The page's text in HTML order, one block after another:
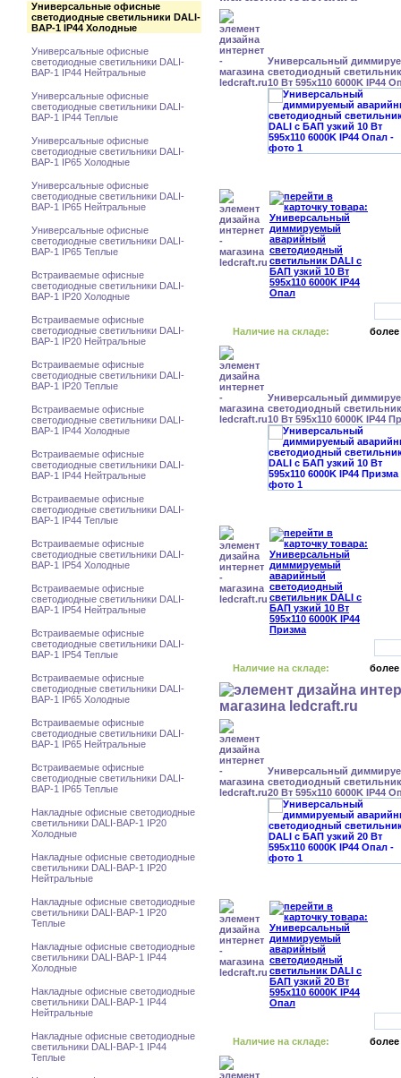
Универсальные офисные
светодиодные светильники DALI-
BAP-1 IP44 Холодные
Универсальные офисные
светодиодные светильники DALI-
BAP-1 IP44 Нейтральные
Универсальные офисные
светодиодные светильники DALI-
BAP-1 IP44 Теплые
Универсальные офисные
светодиодные светильники DALI-
BAP-1 IP65 Холодные
Универсальные офисные
светодиодные светильники DALI-
BAP-1 IP65 Нейтральные
Универсальные офисные
светодиодные светильники DALI-
BAP-1 IP65 Теплые
Встраиваемые офисные
светодиодные светильники DALI-
BAP-1 IP20 Холодные
Встраиваемые офисные
светодиодные светильники DALI-
BAP-1 IP20 Нейтральные
Встраиваемые офисные
светодиодные светильники DALI-
BAP-1 IP20 Теплые
Встраиваемые офисные
светодиодные светильники DALI-
BAP-1 IP44 Холодные
Встраиваемые офисные
светодиодные светильники DALI-
BAP-1 IP44 Нейтральные
Встраиваемые офисные
светодиодные светильники DALI-
BAP-1 IP44 Теплые
Встраиваемые офисные
светодиодные светильники DALI-
BAP-1 IP54 Холодные
Встраиваемые офисные
светодиодные светильники DALI-
BAP-1 IP54 Нейтральные
Встраиваемые офисные
светодиодные светильники DALI-
BAP-1 IP54 Теплые
Встраиваемые офисные
светодиодные светильники DALI-
BAP-1 IP65 Холодные
Встраиваемые офисные
светодиодные светильники DALI-
BAP-1 IP65 Нейтральные
Встраиваемые офисные
светодиодные светильники DALI-
BAP-1 IP65 Теплые
Накладные офисные светодиодные
светильники DALI-BAP-1 IP20
Холодные
Накладные офисные светодиодные
светильники DALI-BAP-1 IP20
Нейтральные
Накладные офисные светодиодные
светильники DALI-BAP-1 IP20
Теплые
Накладные офисные светодиодные
светильники DALI-BAP-1 IP44
Холодные
Накладные офисные светодиодные
светильники DALI-BAP-1 IP44
Нейтральные
Накладные офисные светодиодные
светильники DALI-BAP-1 IP44
Теплые
Универсальный
светодиодный
10 Вт 595x110 6000K IP44
Наличие на складе: более
Универсальный
светодиодный
10 Вт 595x110 6000K IP44
Наличие на складе: более
Универсальный
светодиодный
20 Вт 595x110 6000K IP44
Наличие на складе: более